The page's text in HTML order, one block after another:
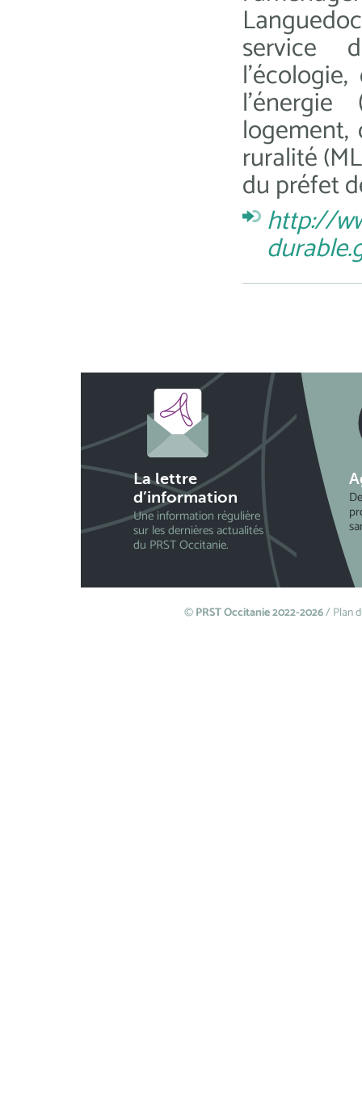
service
ruralité
du préfet
http://
La lettre
d’information
Une information régulière
sur les dernières actualités
du PRST Occitanie.
©PRST Occitanie 2022-2026/Plan